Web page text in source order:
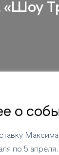
«Шоу
о
по 5 апреля.